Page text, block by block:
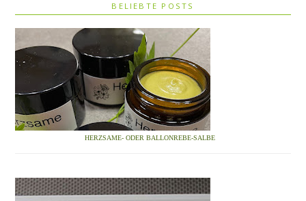
BELIEBTE POSTS
HERZSAME- ODER BALLONREBE-SALBE